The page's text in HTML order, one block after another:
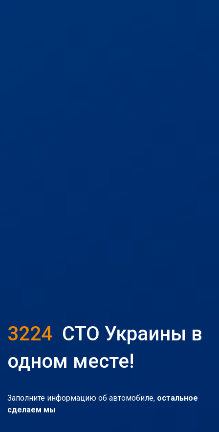
3224 СТО Украины в
одном месте!
Заполните информацию об автомобиле, остальное
сделаем мы